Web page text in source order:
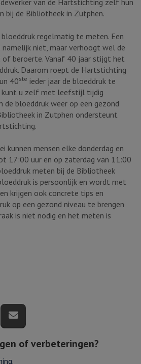
van de Hartstichting zelf hun
bij de Bibliotheek in Zutphen.
regelmatig te meten. Een
niet, maar verhoogt wel de
of beroerte. Vanaf 40 jaar stijgt het
Daarom roept de Hartstichting
40ste ieder jaar de bloeddruk te
kunt u zelf met leefstijl tijdig
de bloeddruk weer op een gezond
in Zutphen ondersteunt
kunnen mensen elke donderdag en
17:00 uur en op zaterdag van 11:00
meten bij de Bibliotheek
is persoonlijk en wordt met
krijgen ook concrete tips en
op een gezond niveau te brengen
is niet nodig en het meten is
via Facebook
pagina via Twitter
deze pagina via LinkedIn
of verbeteringen?